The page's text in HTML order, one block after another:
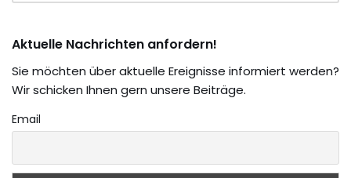
Aktuelle Nachrichten anfordern!
Sie möchten über aktuelle Ereignisse informiert werden?
Wir schicken Ihnen gern unsere Beiträge.
Email